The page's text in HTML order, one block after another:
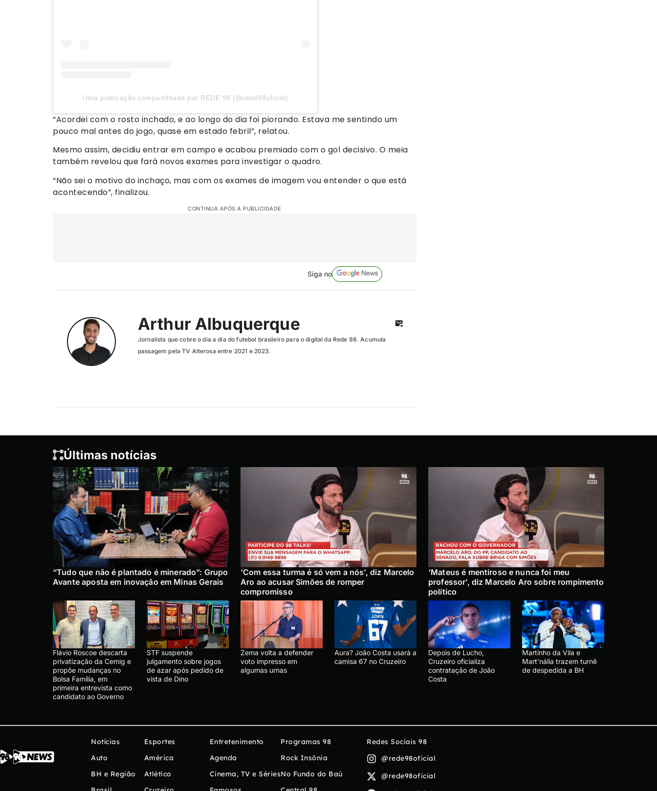
Uma publicação compartilhada por REDE 98 (@rede98oficial)
“Acordei com o rosto inchado, e ao longo do dia foi piorando. Estava me sentindo um
pouco mal antes do jogo, quase em estado febril”, relatou.
Mesmo assim, decidiu entrar em campo e acabou premiado com o gol decisivo. O meia
também revelou que fará novos exames para investigar o quadro.
“Não sei o motivo do inchaço, mas com os exames de imagem vou entender o que está
acontecendo”, finalizou.
CONTINUA APÓS A PUBLICIDADE
Siga no
Arthur Albuquerque
Jornalista que cobre o dia a dia do futebol brasileiro para o digital da Rede 98. Acumula
passagem pela TV Alterosa entre 2021 e 2023.
Últimas notícias
“Tudo que não é plantado é minerado”: Grupo
Avante aposta em inovação em Minas Gerais
‘Com essa turma é só vem a nós’, diz Marcelo
Aro ao acusar Simões de romper
compromisso
‘Mateus é mentiroso e nunca foi meu
professor’, diz Marcelo Aro sobre rompimento
político
Flávio Roscoe descarta
privatização da Cemig e
propõe mudanças no
Bolsa Família, em
primeira entrevista como
candidato ao Governo
STF suspende
julgamento sobre jogos
de azar após pedido de
vista de Dino
Zema volta a defender
voto impresso em
algumas urnas
Aura? João Costa usará a
camisa 67 no Cruzeiro
Depois de Lucho,
Cruzeiro oficializa
contratação de João
Costa
Martinho da Vila e
Mart’nália trazem turnê
de despedida a BH
Notícias
Auto
BH e Região
Esportes
América
Atlético
Entretenimento
Agenda
Cinema, TV e Séries
Programas 98
Rock Insônia
No Fundo do Baú
Redes Sociais 98
@rede98oficial
@rede98oficial